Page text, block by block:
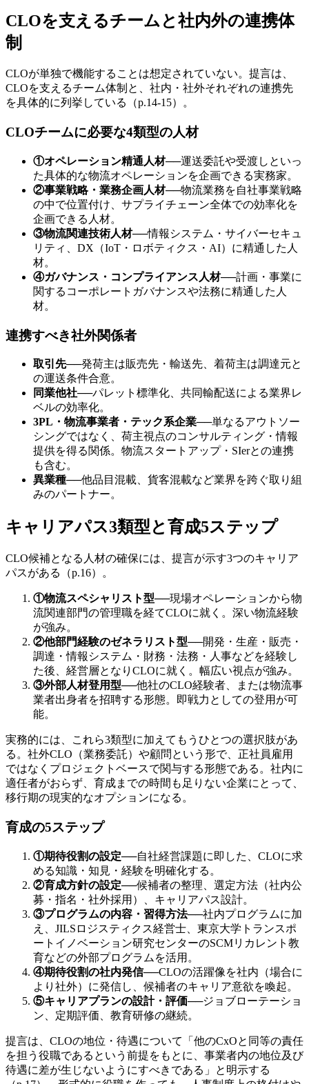
CLOを支えるチームと社内外の連携体
制
CLOが単独で機能することは想定されていない。提言は、
CLOを支えるチーム体制と、社内・社外それぞれの連携先
を具体的に列挙している（p.14-15）。
CLOチームに必要な4類型の人材
①オペレーション精通人材──運送委託や受渡しといっ
た具体的な物流オペレーションを企画できる実務家。
②事業戦略・業務企画人材──物流業務を自社事業戦略
の中で位置付け、サプライチェーン全体での効率化を
企画できる人材。
③物流関連技術人材──情報システム・サイバーセキュ
リティ、DX（IoT・ロボティクス・AI）に精通した人
材。
④ガバナンス・コンプライアンス人材──計画・事業に
関するコーポレートガバナンスや法務に精通した人
材。
連携すべき社外関係者
取引先──発荷主は販売先・輸送先、着荷主は調達元と
の運送条件合意。
同業他社──パレット標準化、共同輸配送による業界レ
ベルの効率化。
3PL・物流事業者・テック系企業──単なるアウトソー
シングではなく、荷主視点のコンサルティング・情報
提供を得る関係。物流スタートアップ・SIerとの連携
も含む。
異業種──他品目混載、貨客混載など業界を跨ぐ取り組
みのパートナー。
キャリアパス3類型と育成5ステップ
CLO候補となる人材の確保には、提言が示す3つのキャリア
パスがある（p.16）。
①物流スペシャリスト型──現場オペレーションから物
流関連部門の管理職を経てCLOに就く。深い物流経験
が強み。
②他部門経験のゼネラリスト型──開発・生産・販売・
調達・情報システム・財務・法務・人事などを経験し
た後、経営層となりCLOに就く。幅広い視点が強み。
③外部人材登用型──他社のCLO経験者、または物流事
業者出身者を招聘する形態。即戦力としての登用が可
能。
実務的には、これら3類型に加えてもうひとつの選択肢があ
る。社外CLO（業務委託）や顧問という形で、正社員雇用
ではなくプロジェクトベースで関与する形態である。社内に
適任者がおらず、育成までの時間も足りない企業にとって、
移行期の現実的なオプションになる。
育成の5ステップ
①期待役割の設定──自社経営課題に即した、CLOに求
める知識・知見・経験を明確化する。
②育成方針の設定──候補者の整理、選定方法（社内公
募・指名・社外採用）、キャリアパス設計。
③プログラムの内容・習得方法──社内プログラムに加
え、JILSロジスティクス経営士、東京大学トランスポ
ートイノベーション研究センターのSCMリカレント教
育などの外部プログラムを活用。
④期待役割の社内発信──CLOの活躍像を社内（場合に
より社外）に発信し、候補者のキャリア意欲を喚起。
⑤キャリアプランの設計・評価──ジョブローテーショ
ン、定期評価、教育研修の継続。
提言は、CLOの地位・待遇について「他のCxOと同等の責任
を担う役職であるという前提をもとに、事業者内の地位及び
待遇に差が生じないようにすべきである」と明示する